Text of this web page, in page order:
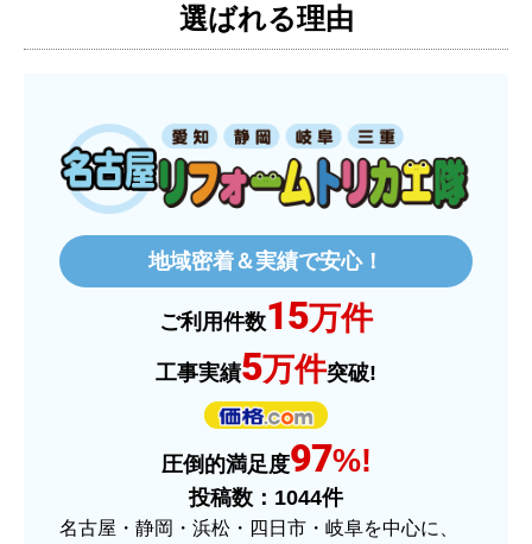
【その他感想・コメント】
ものおきものおきさん
2025年12月26日 18:45
欲しい商品をスムーズに注文できましたか？
はい
ショップからの連絡や対応は適切でしたか？
商品の梱包は必要十分なものでしたか？
またこのショップを利用したいですか？
はい
選ばれる理由
地域密着＆実績で安心！
ご利用件数15万件
工事実績5万件突破!
圧倒的満足度97%!
投稿数： 1044件
名古屋・静岡・浜松・四日市・岐阜を中心に、